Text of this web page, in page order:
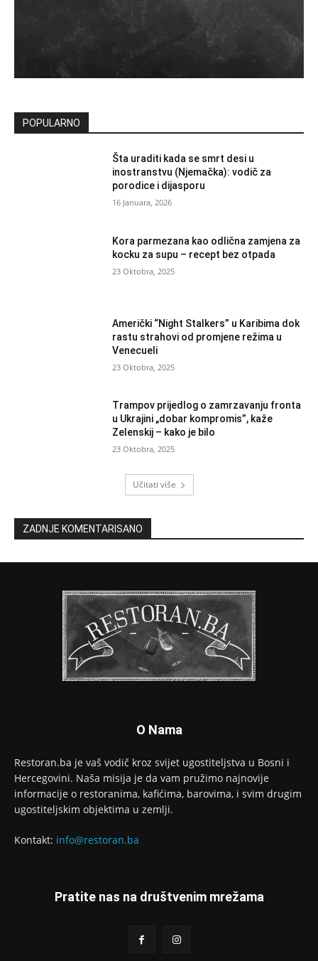
POPULARNO
Šta uraditi kada se smrt desi u
inostranstvu (Njemačka): vodič za
porodice i dijasporu
16 Januara, 2026
Kora parmezana kao odlična zamjena za
kocku za supu – recept bez otpada
23 Oktobra, 2025
Američki “Night Stalkers” u Karibima dok
rastu strahovi od promjene režima u
Venecueli
23 Oktobra, 2025
Trampov prijedlog o zamrzavanju fronta
u Ukrajini „dobar kompromis”, kaže
Zelenskij – kako je bilo
23 Oktobra, 2025
Učitati više
ZADNJE KOMENTARISANO
O Nama
Restoran.ba je vaš vodič kroz svijet ugostiteljstva u Bosni i
Hercegovini. Naša misija je da vam pružimo najnovije
informacije o restoranima, kafićima, barovima, i svim drugim
ugostiteljskim objektima u zemlji.
Kontakt: info@restoran.ba
Pratite nas na društvenim mrežama